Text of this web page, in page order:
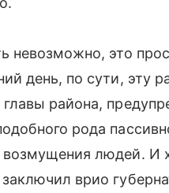
невозможно, это
день, по сути,
главы района,
рода
людей. И
врио